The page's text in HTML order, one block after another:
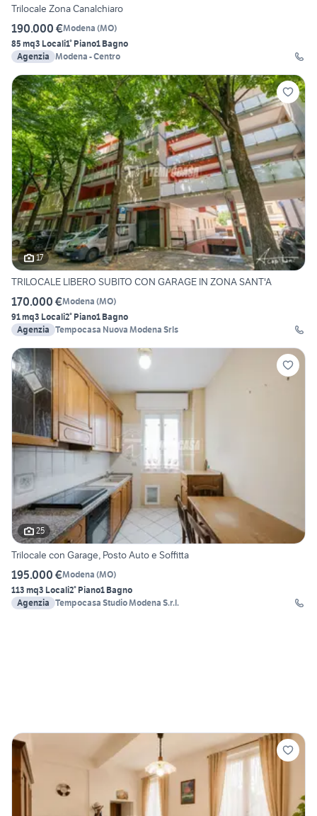
Trilocale Zona Canalchiaro
190.000 €Modena (MO)
85 mq3 Locali1° Piano1 Bagno
Agenzia Modena - Centro
17
TRILOCALE LIBERO SUBITO CON GARAGE IN ZONA SANT'A
170.000 €Modena (MO)
91 mq3 Locali2° Piano1 Bagno
Agenzia Tempocasa Nuova Modena Srls
25
Trilocale con Garage, Posto Auto e Soffitta
195.000 €Modena (MO)
113 mq3 Locali2° Piano1 Bagno
Agenzia Tempocasa Studio Modena S.r.l.